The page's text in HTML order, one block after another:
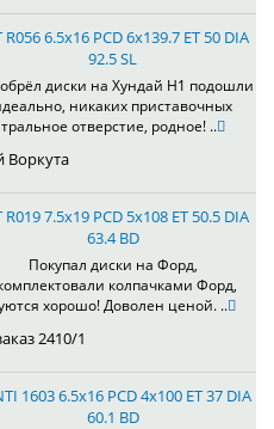
R056 6.5x16 PCD 6x139.7 ET 50 DIA
92.5 SL
диски на Хундай H1 подошли
никаких приставочных
отверстие, родное! ..
Воркута
R019 7.5x19 PCD 5x108 ET 50.5 DIA
63.4 BD
Покупал диски на Форд,
колпачками Форд,
хорошо! Доволен ценой. ..
2410/1
1603 6.5x16 PCD 4x100 ET 37 DIA
60.1 BD